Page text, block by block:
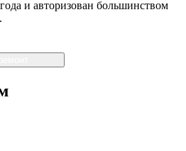
и авторизован большинством